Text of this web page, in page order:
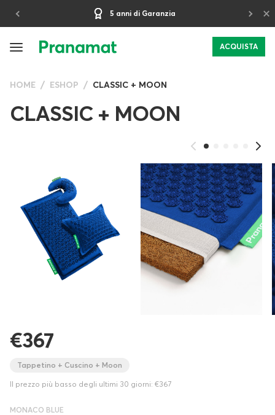
30-giorni Periodo di Prova ×
ACQUISTA
HOME ESHOP CLASSIC + MOON
CLASSIC + MOON
€367
Tappetino + Cuscino + Moon
Il prezzo più basso degli ultimi 30 giorni: €367
MONACO BLUE